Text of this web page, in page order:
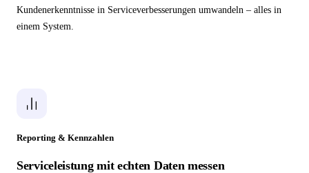
Kundenerkenntnisse in Serviceverbesserungen umwandeln – alles in
einem System.
Reporting & Kennzahlen
Serviceleistung mit echten Daten messen